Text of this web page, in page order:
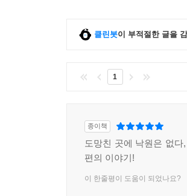
클린봇이 부적절한 글을
1
종이책
도망친 곳에 낙원은 없
편의 이야기!
이 한줄평이 도움이 되었나요?